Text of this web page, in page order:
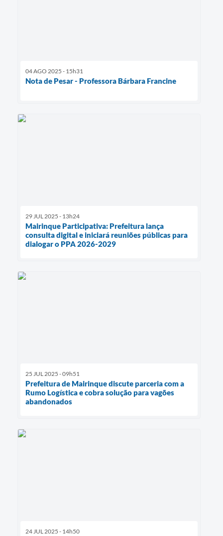
04 AGO 2025 - 15h31
Nota de Pesar - Professora Bárbara Francine
29 JUL 2025 - 13h24
Mairinque Participativa: Prefeitura lança
consulta digital e iniciará reuniões públicas para
dialogar o PPA 2026-2029
25 JUL 2025 - 09h51
Prefeitura de Mairinque discute parceria com a
Rumo Logística e cobra solução para vagões
abandonados
24 JUL 2025 - 14h50